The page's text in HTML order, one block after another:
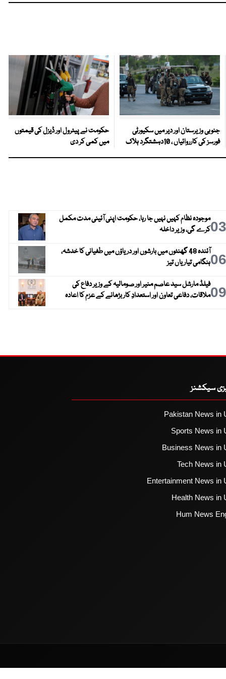
جنوبی وزیرستان اور دیر میں سکیورٹی
فورسز کی کارروائیاں ، 10دہشتگرد ہلاک
حکومت نے پیٹرول اور ڈیزل کی قیمتوں
میں کمی کر دی
03موجودہ نظام کہیں نہیں جا رہا، حکومت اپنی آئینی مدت مکمل
کرے گی، وزیر داخلہ
06
آئندہ 48 گھنٹوں میں بارشوں اور دریاؤں میں طغیانی کا خدشہ،
ہنگامی تیاریاں تیز
09فیلڈ مارشل سید عاصم منیر اور صومالیہ کے وزیر دفاع کی
ملاقات، دفاعی تعاون اور استعدادِ کار بڑھانے کے عزم کا اعادہ
سیکشنز
Pakistan News in
Sports News in
Business News in
Tech News in
Entertainment News in
Health News in
Hum News